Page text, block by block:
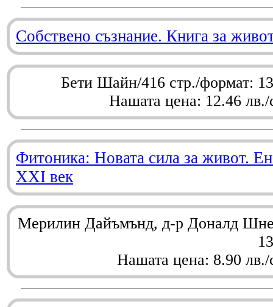
Собствено съзнание. Книга за
Бети Шайн/416 стр./формат:
Нашата цена: 12.46 лв./
Фитоника: Новата сила за живот.
XXI век
Мерилин Дайъмънд, д-р Доналд
Нашата цена: 8.90 лв./